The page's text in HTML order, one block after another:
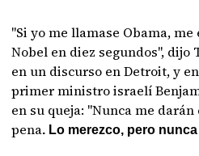
"Si yo me llamase Obama,
Nobel en diez segundos",
en un discurso en Detroit, y
primer ministro israelí
en su queja: "Nunca me
pena. Lo merezco, pero